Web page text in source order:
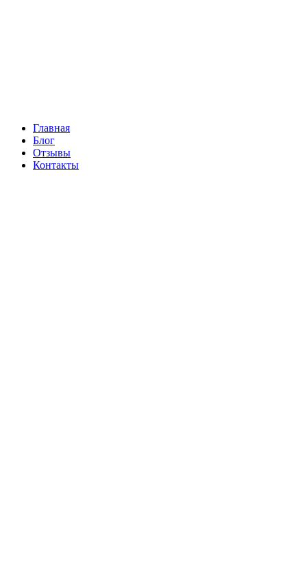
Главная
Блог
Отзывы
Контакты